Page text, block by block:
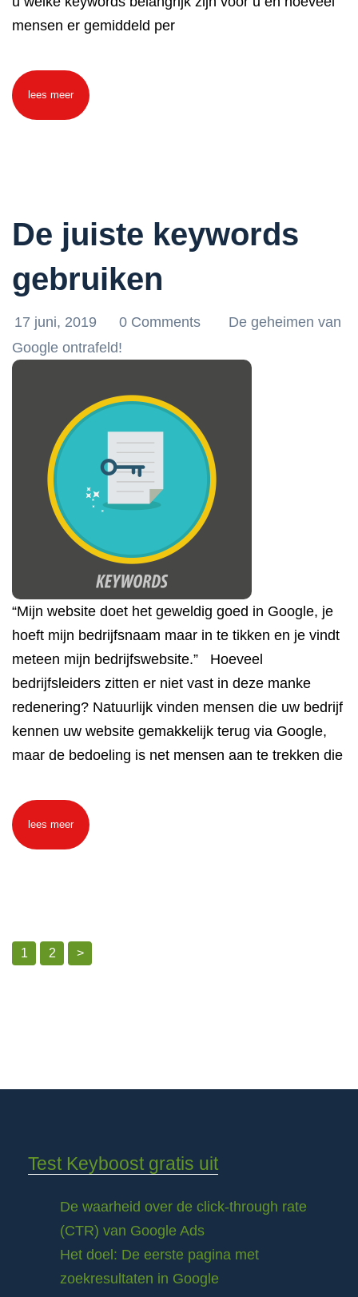
mensen er gemiddeld per
lees meer
De juiste keywords
gebruiken
17 juni, 2019 0 Comments
De geheimen van
Google ontrafeld!
“Mijn website doet het geweldig goed in Google, je
hoeft mijn bedrijfsnaam maar in te tikken en je vindt
meteen mijn bedrijfswebsite.” Hoeveel
bedrijfsleiders zitten er niet vast in deze manke
redenering? Natuurlijk vinden mensen die uw bedrijf
kennen uw website gemakkelijk terug via Google,
maar de bedoeling is net mensen aan te trekken die
lees meer
1 2 >
Test Keyboost gratis uit
De waarheid over de click-through rate
(CTR) van Google Ads
Het doel: De eerste pagina met
zoekresultaten in Google